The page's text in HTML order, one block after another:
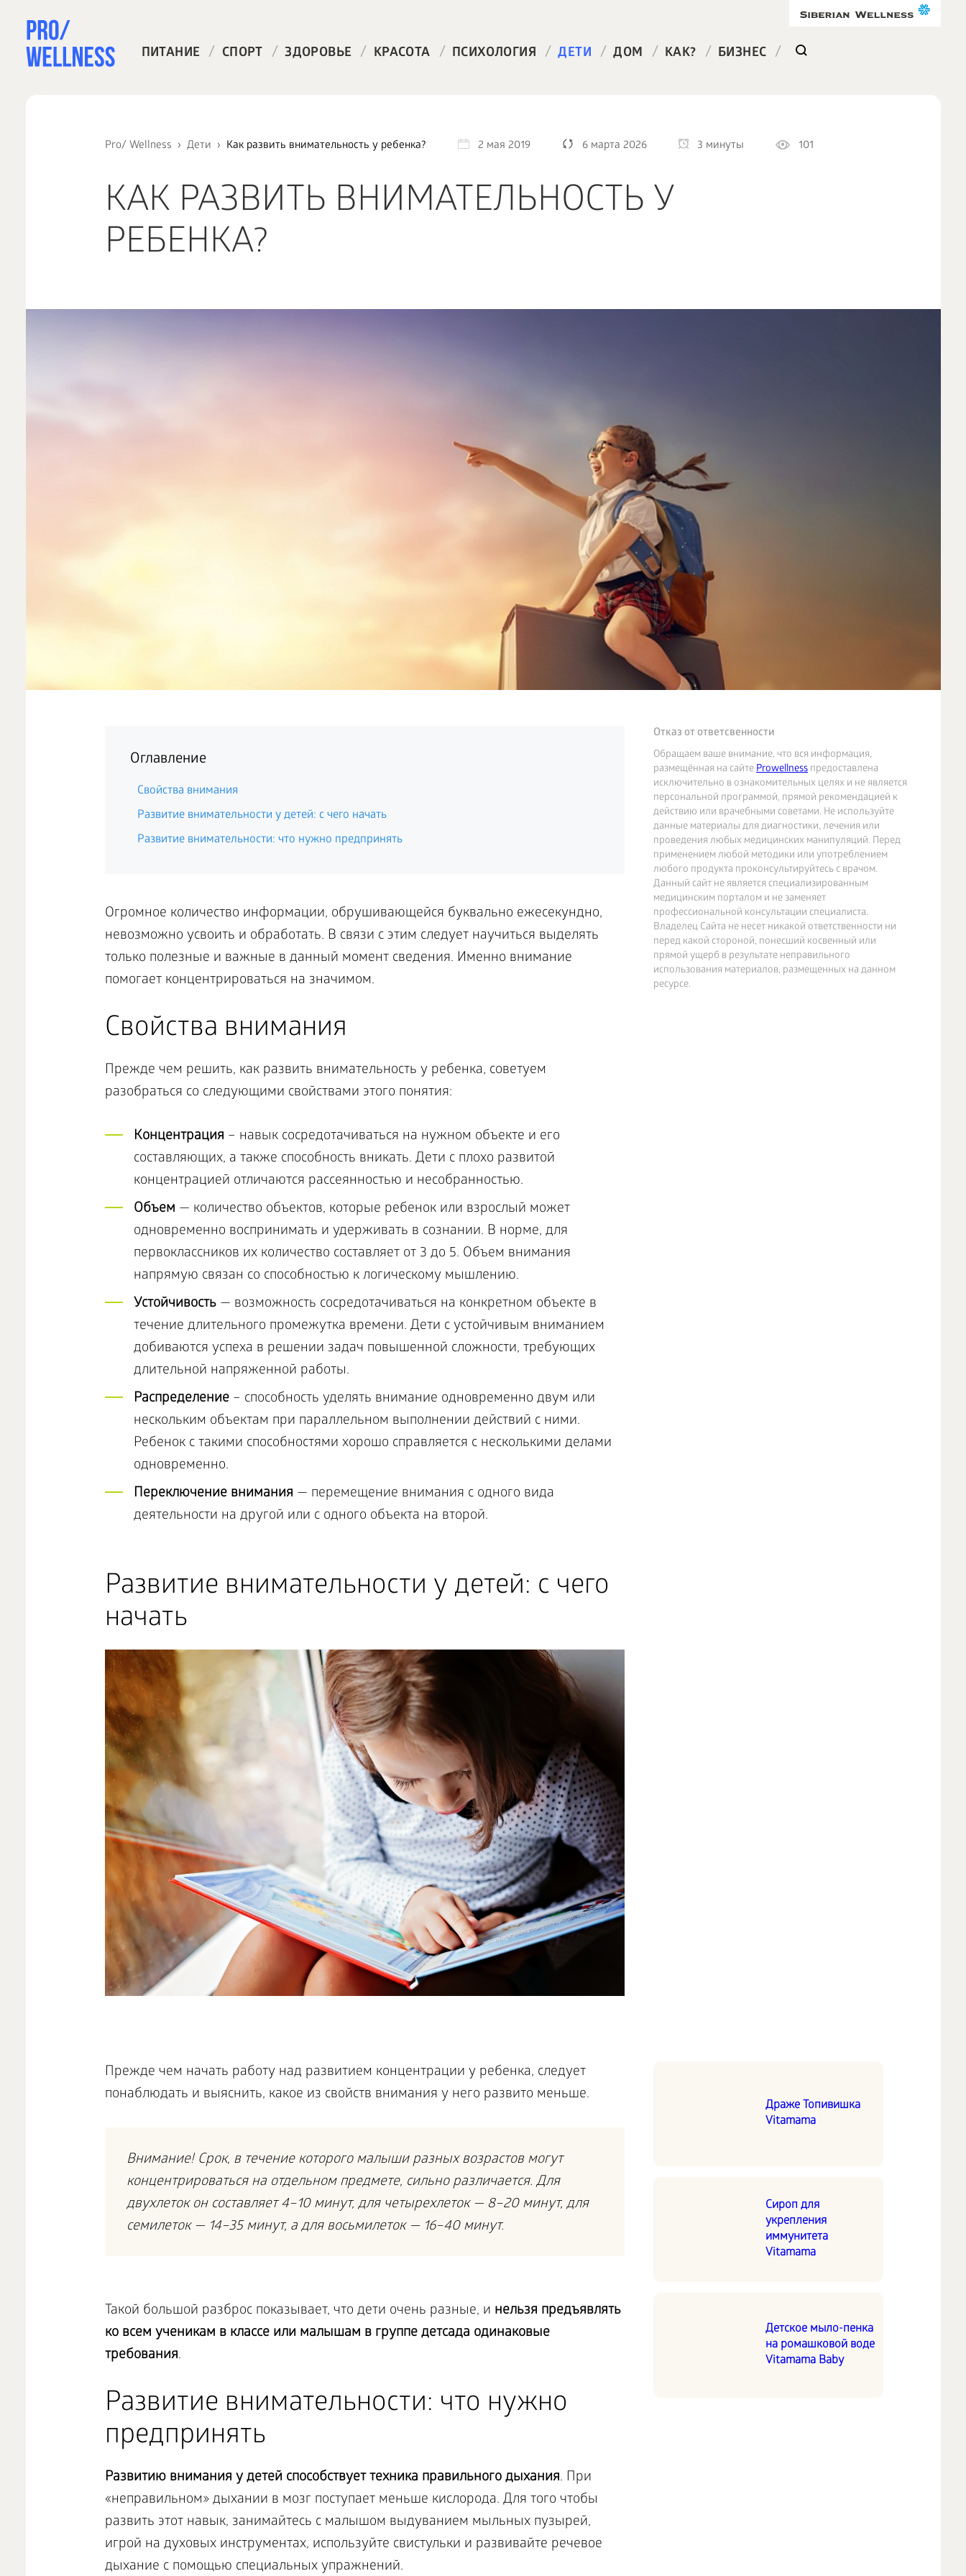
ПИТАНИЕ / СПОРТ / ЗДОРОВЬЕ / КРАСОТА / ПСИХОЛОГИЯ / ДЕТИ / ДОМ / КАК? / БИЗНЕС /
Pro/ Wellness Дети Как развить внимательность у ребенка? 2 мая 2019 6 марта 2026 3 минуты 101
КАК РАЗВИТЬ ВНИМАТЕЛЬНОСТЬ У
РЕБЕНКА?
Отказ от ответсвенности
Обращаем ваше внимание, что вся информация,
размещённая на сайтеProwellnessпредоставлена
исключительно в ознакомительных целях и не является
персональной программой, прямой рекомендацией к
действию или врачебными советами. Не используйте
данные материалы для диагностики, лечения или
проведения любых медицинских манипуляций. Перед
применением любой методики или употреблением
любого продукта проконсультируйтесь с врачом.
Данный сайт не является специализированным
медицинским порталом и не заменяет
профессиональной консультации специалиста.
Владелец Сайта не несет никакой ответственности ни
перед какой стороной, понесший косвенный или
прямой ущерб в результате неправильного
использования материалов, размещенных на данном
ресурсе.
Оглавление
Свойства внимания
Развитие внимательности у детей: с чего начать
Развитие внимательности: что нужно предпринять
Огромное количество информации, обрушивающейся буквально ежесекундно,
невозможно усвоить и обработать. В связи с этим следует научиться выделять
только полезные и важные в данный момент сведения. Именно внимание
помогает концентрироваться на значимом.
Свойства внимания
Прежде чем решить, как развить внимательность у ребенка, советуем
разобраться со следующими свойствами этого понятия:
Концентрация – навык сосредотачиваться на нужном объекте и его
составляющих, а также способность вникать. Дети с плохо развитой
концентрацией отличаются рассеянностью и несобранностью.
Объем — количество объектов, которые ребенок или взрослый может
одновременно воспринимать и удерживать в сознании. В норме, для
первоклассников их количество составляет от 3 до 5. Объем внимания
напрямую связан со способностью к логическому мышлению.
Устойчивость— возможность сосредотачиваться на конкретном объекте в
течение длительного промежутка времени. Дети с устойчивым вниманием
добиваются успеха в решении задач повышенной сложности, требующих
длительной напряженной работы.
Распределение– способность уделять внимание одновременно двум или
нескольким объектам при параллельном выполнении действий с ними.
Ребенок с такими способностями хорошо справляется с несколькими делами
одновременно.
Переключение внимания — перемещение внимания с одного вида
деятельности на другой или с одного объекта на второй.
Развитие внимательности у детей: с чего
начать
Драже Топивишка
Vitamama
Сироп для
укрепления
иммунитета
Vitamama
Детское мыло-пенка
на ромашковой воде
Vitamama Baby
Прежде чем начать работу над развитием концентрации у ребенка, следует
понаблюдать и выяснить, какое из свойств внимания у него развито меньше.
Внимание! Срок, в течение которого малыши разных возрастов могут
концентрироваться на отдельном предмете, сильно различается. Для
двухлеток он составляет 4–10 минут, для четырехлеток — 8–20 минут, для
семилеток — 14–35 минут, а для восьмилеток — 16–40 минут.
Такой большой разброс показывает, что дети очень разные, и нельзя предъявлять
ко всем ученикам в классе или малышам в группе детсада одинаковые
требования.
Развитие внимательности: что нужно
предпринять
Развитию внимания у детей способствуеттехника правильного дыхания. При
«неправильном» дыхании в мозг поступает меньше кислорода. Для того чтобы
развить этот навык, занимайтесь с малышом выдуванием мыльных пузырей,
игрой на духовых инструментах, используйте свистульки и развивайте речевое
дыхание с помощью специальных упражнений.